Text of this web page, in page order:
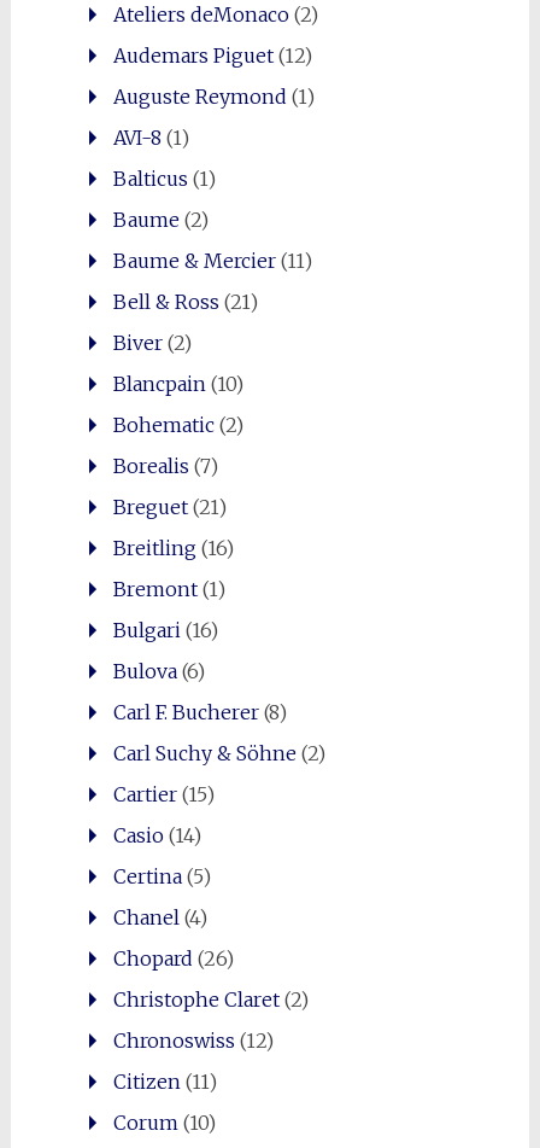
Ateliers deMonaco(2)
Audemars Piguet(12)
Auguste Reymond (1)
AVI-8 (1)
Balticus (1)
Baume(2)
Baume & Mercier(11)
Bell & Ross (21)
Biver(2)
Blancpain (10)
Bohematic(2)
Borealis (7)
Breguet(21)
Breitling(16)
Bremont(1)
Bulgari (16)
Bulova(6)
Carl F. Bucherer(8)
Carl Suchy & Söhne(2)
Cartier(15)
Casio(14)
Certina(5)
Chanel (4)
Chopard (26)
Christophe Claret(2)
Chronoswiss (12)
Citizen (11)
Corum (10)